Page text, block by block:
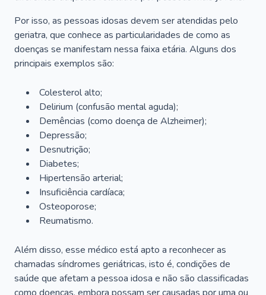
Por isso, as pessoas idosas devem ser atendidas pelo
geriatra, que conhece as particularidades de como as
doenças se manifestam nessa faixa etária. Alguns dos
principais exemplos são:
Colesterol alto;
Delirium (confusão mental aguda);
Demências (como doença de Alzheimer);
Depressão;
Desnutrição;
Diabetes;
Hipertensão arterial;
Insuficiência cardíaca;
Osteoporose;
Reumatismo.
Além disso, esse médico está apto a reconhecer as
chamadas síndromes geriátricas, isto é, condições de
saúde que afetam a pessoa idosa e não são classificadas